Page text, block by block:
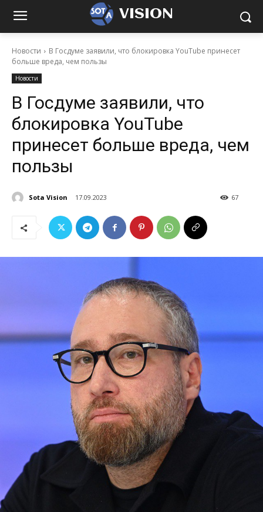
VISION
Новости
В Госдуме заявили, что блокировка YouTube принесет
больше вреда, чем пользы
Новости
В Госдуме заявили, что
блокировка YouTube
принесет больше вреда, чем
пользы
Sota Vision 17.09.2023 67